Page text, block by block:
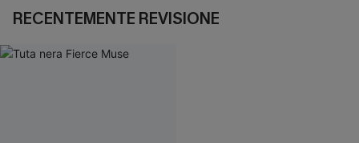
RECENTEMENTE REVISIONE